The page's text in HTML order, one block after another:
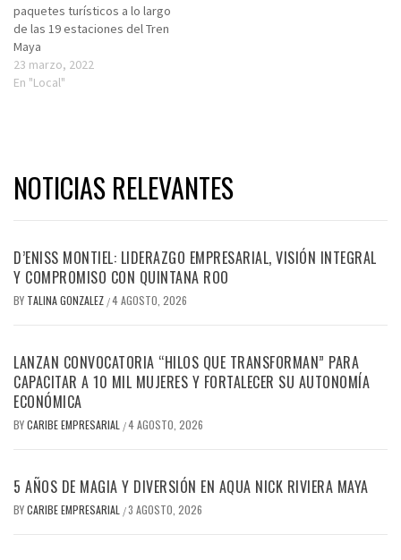
paquetes turísticos a lo largo
de las 19 estaciones del Tren
Maya
23 marzo, 2022
En "Local"
NOTICIAS RELEVANTES
D’ENISS MONTIEL: LIDERAZGO EMPRESARIAL, VISIÓN INTEGRAL
Y COMPROMISO CON QUINTANA ROO
BY TALINA GONZALEZ /4 AGOSTO, 2026
LANZAN CONVOCATORIA “HILOS QUE TRANSFORMAN” PARA
CAPACITAR A 10 MIL MUJERES Y FORTALECER SU AUTONOMÍA
ECONÓMICA
BYCARIBE EMPRESARIAL /4 AGOSTO, 2026
5 AÑOS DE MAGIA Y DIVERSIÓN EN AQUA NICK RIVIERA MAYA
BYCARIBE EMPRESARIAL /3 AGOSTO, 2026